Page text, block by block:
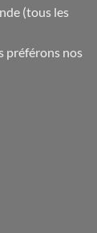
(tous les
préférons nos